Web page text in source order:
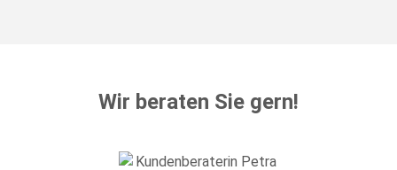
Wir beraten Sie gern!